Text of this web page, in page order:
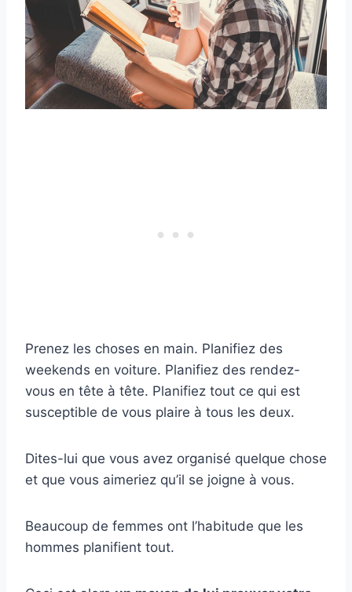
Prenez les choses en main. Planifiez des
weekends en voiture. Planifiez des rendez-
vous en tête à tête. Planifiez tout ce qui est
susceptible de vous plaire à tous les deux.
Dites-lui que vous avez organisé quelque chose
et que vous aimeriez qu’il se joigne à vous.
Beaucoup de femmes ont l’habitude que les
hommes planifient tout.